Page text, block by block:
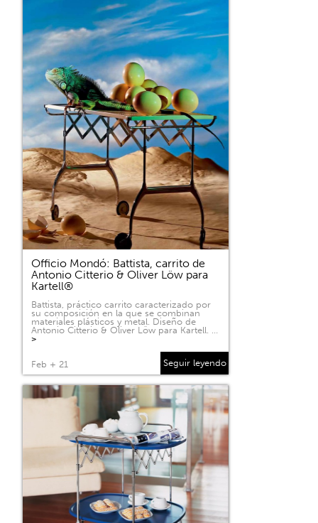
Officio Mondó: Battista, carrito de
Antonio Citterio & Oliver Löw para
Kartell®
Battista, práctico carrito caracterizado por
su composición en la que se combinan
materiales plásticos y metal. Diseño de
Antonio Citterio & Oliver Löw para Kartell. …
>
Feb + 21 Seguir leyendo